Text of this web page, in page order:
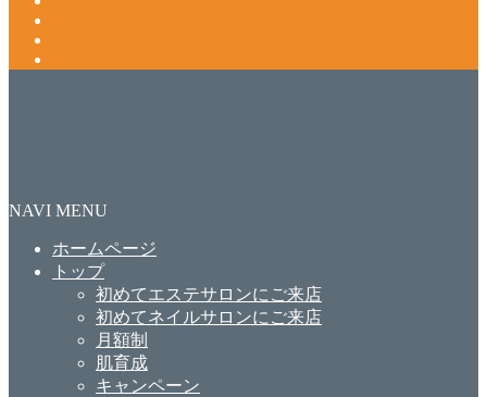
NAVI MENU
ホームページ
トップ
初めてエステサロンにご来店
初めてネイルサロンにご来店
月額制
肌育成
キャンペーン